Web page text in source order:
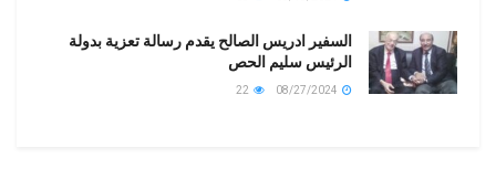
السفير ادريس الصالح يقدم رسالة تعزية بدولة
الرئيس سليم الحص